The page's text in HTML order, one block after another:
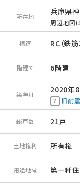
所在地
兵庫県
周辺地図
構造 RC（鉄筋
階建て 6階建
築年月
2020年8
旧耐
総戸数 21戸
土地権利 所有権
用途地域 第一種